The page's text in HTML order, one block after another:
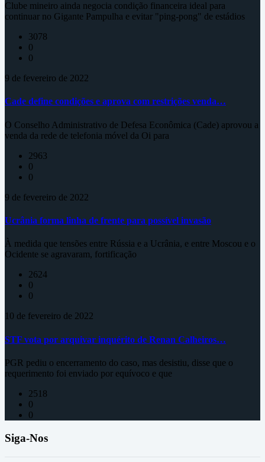
Clube mineiro ainda negocia condição financeira ideal para
continuar no Gigante Pampulha e evitar "ping-pong" de estádios
3078
0
0
9 de fevereiro de 2022
Cade define condições e aprova com restrições venda…
O Conselho Administrativo de Defesa Econômica (Cade) aprovou a
venda da rede de telefonia móvel da Oi para
2963
0
0
9 de fevereiro de 2022
Ucrânia forma linha de frente para possível invasão
À medida que tensões entre Rússia e a Ucrânia, e entre Moscou e o
Ocidente se agravaram, fortificação
2624
0
0
10 de fevereiro de 2022
STF vota por arquivar inquérito de Renan Calheiros…
PGR pediu o encerramento do caso, mas desistiu, disse que o
requerimento foi enviado por equívoco e que
2518
0
0
Siga-Nos